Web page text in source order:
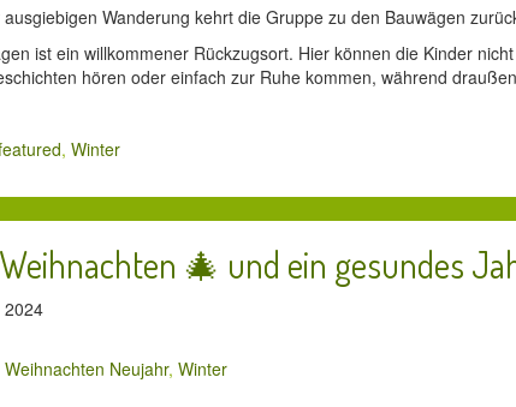
ausgiebigen Wanderung kehrt die Gruppe zu den Bauwägen
ist ein willkommener Rückzugsort. Hier können die Kinder
hören oder einfach zur Ruhe kommen, während
, Winter
🎄 und ein gesundes
2024
Weihnachten Neujahr, Winter